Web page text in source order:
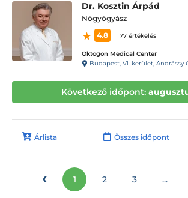
Dr. Kosztin Árpád
Nőgyógyász
4.8
77 értékelés
Oktogon Medical Center
Budapest, VI. kerület, Andrássy
Következő időpont:
Árlista Összes időpont
‹ 1 2 3 ...